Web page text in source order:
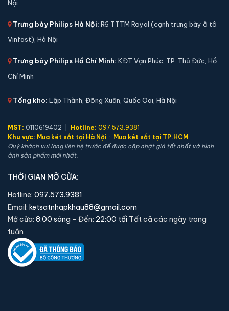
Két sắt mini Welko KCC-COW-38 khoá cơ chính
hãng
📐 Kích thước:
🔒 Khoá:
Khóa cơ
2,390,000 đ
Xem chi tiết →
Nội
Trưng bày Philips Hà Nội: R6 TTTM Royal (cạnh trưng bày ô tô
Vinfast), Hà Nội
Trưng bày Philips Hồ Chí Minh: KĐT Vạn Phúc, TP. Thủ Đức, Hồ
Chí Minh
Tổng kho: Lập Thành, Đông Xuân, Quốc Oai, Hà Nội
MST: 0110619402 | Hotline: 097.573.9381
Khu vực: Mua két sắt tại Hà Nội · Mua két sắt tại TP.HCM
Quý khách vui lòng liên hệ trước để được cập nhật giá tốt nhất và hình
ảnh sản phẩm mới nhất.
THỜI GIAN MỞ CỬA:
Hotline: 097.573.9381
Email: ketsatnhapkhau88@gmail.com
Mở cửa: 8:00 sáng - Đến: 22:00 tối Tất cả các ngày trong
tuần